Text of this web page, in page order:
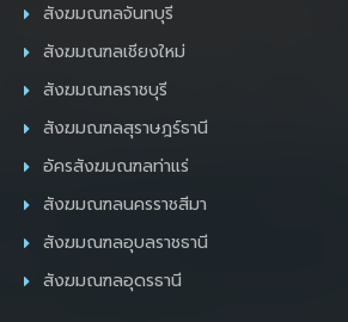
สังฆมณฑลจันทบุรี
สังฆมณฑลเชียงใหม่
สังฆมณฑลราชบุรี
สังฆมณฑลสุราษฎร์ธานี
อัครสังฆมณฑลท่าแร่
สังฆมณฑลนครราชสีมา
สังฆมณฑลอุบลราชธานี
สังฆมณฑลอุดรธานี